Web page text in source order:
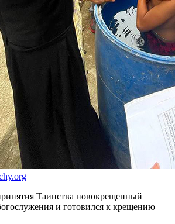
Таинства новокрещенный
и готовился к крещению